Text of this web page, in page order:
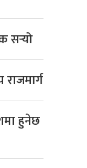
सर्‍यो
हुनेछ